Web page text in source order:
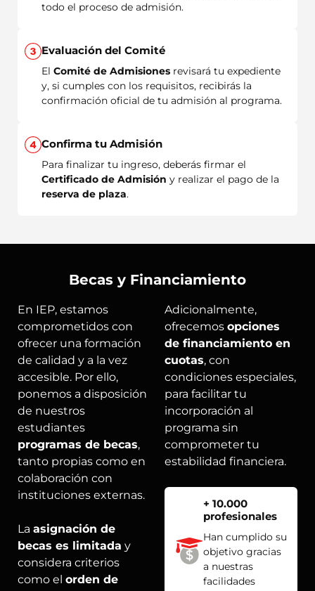
todo el proceso de admisión.
Evaluación del Comité
El Comité de Admisiones revisará tu expediente
y, si cumples con los requisitos, recibirás la
confirmación oficial de tu admisión al programa.
Confirma tu Admisión
Para finalizar tu ingreso, deberás firmar el
Certificado de Admisión y realizar el pago de la
reserva de plaza.
Becas y Financiamiento
En IEP, estamos
comprometidos con
ofrecer una formación
de calidad y a la vez
accesible. Por ello,
ponemos a disposición
de nuestros
estudiantes
programas de becas,
tanto propias como en
colaboración con
instituciones externas.
La asignación de
becas es limitada y
considera criterios
como el orden de
Adicionalmente,
ofrecemos opciones
de financiamiento en
cuotas, con
condiciones especiales,
para facilitar tu
incorporación al
programa sin
comprometer tu
estabilidad financiera.
+ 10.000
profesionales
Han cumplido su
objetivo gracias
a nuestras
facilidades